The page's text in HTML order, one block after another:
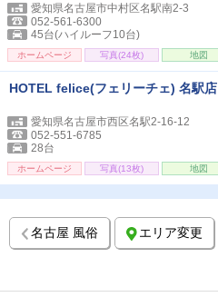
愛知県名古屋市中村区名駅南2-3
052-561-6300
45台(ハイルーフ10台)
ホームページ 写真(24枚) 地図
HOTEL felice(フェリーチェ) 名駅店
愛知県名古屋市西区名駅2-16-12
052-551-6785
28台
ホームページ 写真(13枚) 地図
名古屋 風俗 エリア変更